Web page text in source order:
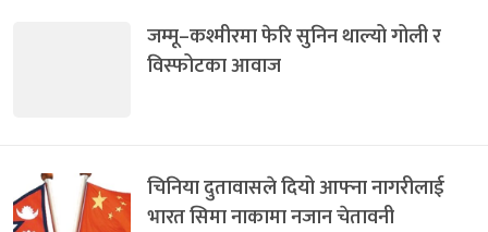
जम्मू–कश्मीरमा फेरि सुनिन थाल्यो गोली र
विस्फोटका आवाज
चिनिया दुतावासले दियो आफ्ना नागरीलाई
भारत सिमा नाकामा नजान चेतावनी